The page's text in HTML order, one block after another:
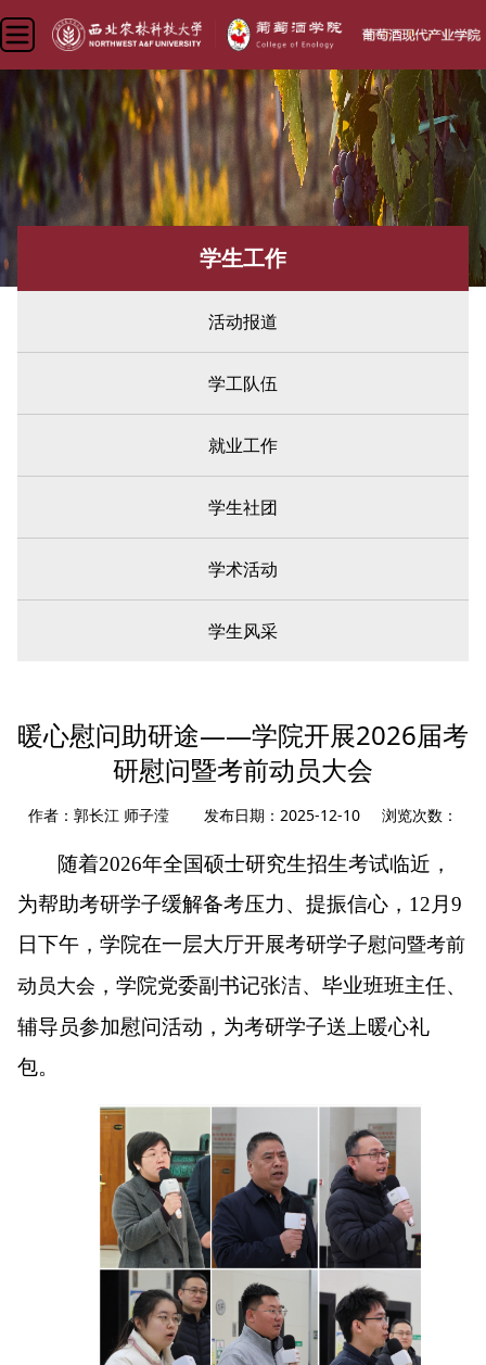
学生工作
活动报道
学工队伍
就业工作
学生社团
学术活动
学生风采
暖心慰问助研途——学院开展2026届考
研慰问暨考前动员大会
作者：郭长江 师子滢 发布日期：2025-12-10 浏览次数：
随着2026年全国硕士研究生招生考试临近，
为帮助考研学子缓解备考压力、提振信心，12月9
日下午，学院在一层大厅开展考研学子慰问暨考前
动员大会 ，学院党委副书记张洁、毕业班班主任、
辅导员参加慰问活动，为考研学子送上暖心礼
包。